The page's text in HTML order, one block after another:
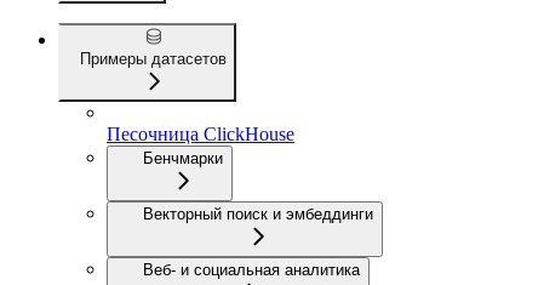
Примеры датасетов
Песочница ClickHouse
Бенчмарки
Векторный поиск и эмбеддинги
Веб- и социальная аналитика